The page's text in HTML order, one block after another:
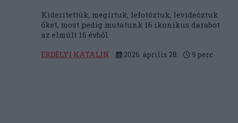
Kiderítettük, megírtuk, lefotóztuk, levideóztuk
őket, most pedig mutatunk 16 ikonikus darabot
az elmúlt 16 évből.
ERDÉLYI KATALIN 2026. április 28. 9 perc